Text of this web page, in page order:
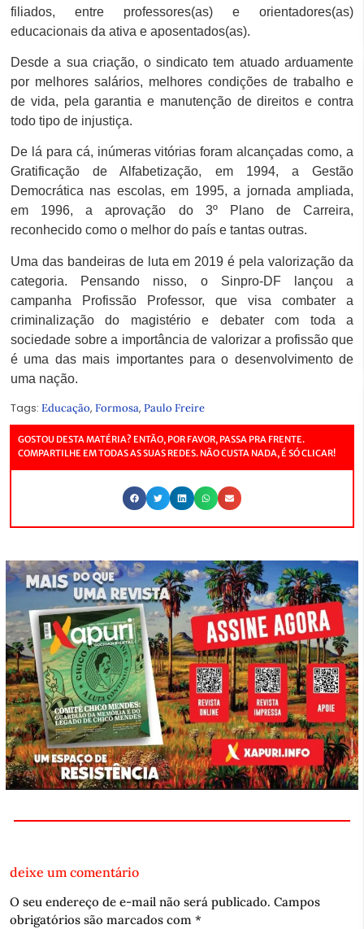
filiados, entre professores(as) e orientadores(as)
educacionais da ativa e aposentados(as).
Desde a sua criação, o sindicato tem atuado arduamente
por melhores salários, melhores condições de trabalho e
de vida, pela garantia e manutenção de direitos e contra
todo tipo de injustiça.
De lá para cá, inúmeras vitórias foram alcançadas como, a
Gratificação de Alfabetização, em 1994, a Gestão
Democrática nas escolas, em 1995, a jornada ampliada,
em 1996, a aprovação do 3º Plano de Carreira,
reconhecido como o melhor do país e tantas outras.
Uma das bandeiras de luta em 2019 é pela valorização da
categoria. Pensando nisso, o Sinpro-DF lançou a
campanha Profissão Professor, que visa combater a
criminalização do magistério e debater com toda a
sociedade sobre a importância de valorizar a profissão que
é uma das mais importantes para o desenvolvimento de
uma nação.
Tags: Educação, Formosa, Paulo Freire
GOSTOU DESTA MATÉRIA? ENTÃO, POR FAVOR, PASSA PRA FRENTE.
COMPARTILHE EM TODAS AS SUAS REDES. NÃO CUSTA NADA, É SÓ CLICAR!
deixe um comentário
O seu endereço de e-mail não será publicado. Campos
obrigatórios são marcados com *